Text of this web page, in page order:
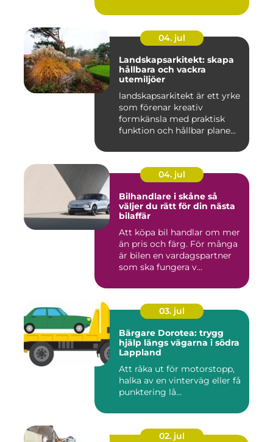
04. jul
Landskapsarkitekt: skapa
hållbara och vackra
utemiljöer
landskapsarkitekt är ett yrke
som förenar kreativ
formkänsla med praktisk
funktion och hållbar plane...
04. jul
Bilhandlare i skåne så
väljer du rätt för din nästa
bilaffär
Att köpa bil handlar om mer
än pris och färg. För många
är bilen en vardagspartner
som ska fungera v...
03. jul
Bärgare Dorotea: trygg
hjälp längs vägarna i södra
Lappland
Att råka ut för motorstopp,
halka av en vinterväg eller få
punktering lå...
02. jul